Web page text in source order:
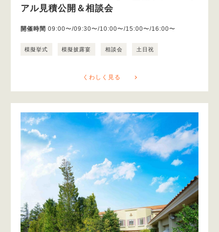
アル見積公開＆相談会
開催時間 09:00〜/09:30〜/10:00〜/15:00〜/16:00〜
模擬挙式 模擬披露宴 相談会 土日祝
くわしく見る